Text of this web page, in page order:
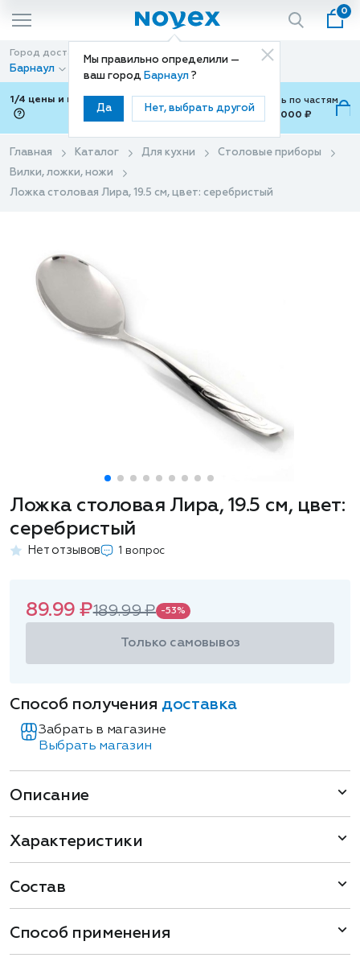
Мы правильно определили —
ваш город Барнаул ?
Да Нет, выбрать другой
0
Город доставки
Барнаул
Способ доставки
Доставка
1/4 цены и покупки ваши с Подели
Можно оплатить по частям
от 700 ₽ до 15,000 ₽
Главная Каталог Для кухни
Столовые приборы
Вилки, ложки, ножи
Ложка столовая Лира, 19.5 см, цвет: серебристый
Ложка столовая Лира, 19.5 см, цвет:
серебристый
Нет отзывов 1 вопрос
89.99 ₽189.99 ₽ -53%
Только самовывоз
Способ получения доставка
Забрать в магазине
Выбрать магазин
Описание
Характеристики
Состав
Способ применения